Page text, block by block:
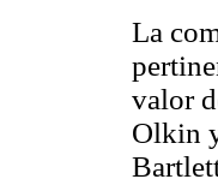
La
valor
Olkin